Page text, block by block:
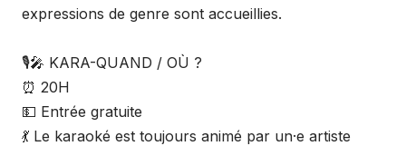
expressions de genre sont accueillies.
🎙️🎤 KARA-QUAND / OÙ ?
⏰ 20H
💵 Entrée gratuite
💃 Le karaoké est toujours animé par un·e artiste